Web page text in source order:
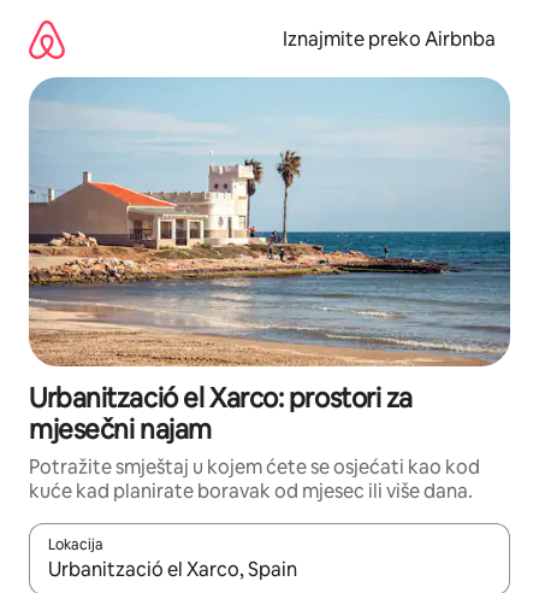
sadržaj
Iznajmite preko Airbnba
Urbanització el Xarco: prostori za
mjesečni najam
Potražite smještaj u kojem ćete se osjećati kao kod
kuće kad planirate boravak od mjesec ili više dana.
Lokacija
Kada budu dostupni rezultati, moći ćete ih pregledati